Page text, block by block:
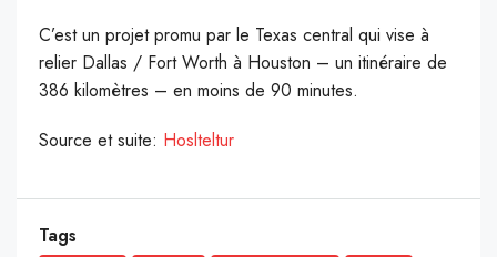
C’est un projet promu par le Texas central qui vise à
relier Dallas / Fort Worth à Houston – un itinéraire de
386 kilomètres – en moins de 90 minutes.
Source et suite: Hoslteltur
Tags